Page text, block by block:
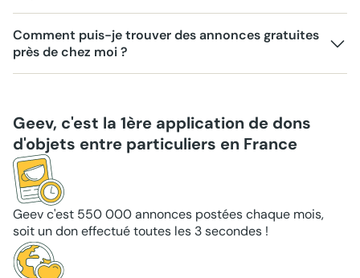
Comment puis-je trouver des annonces gratuites
près de chez moi ?
Geev, c'est la 1ère application de dons
d'objets entre particuliers en France
Geev c'est 550 000 annonces postées chaque mois,
soit un don effectué toutes les 3 secondes !